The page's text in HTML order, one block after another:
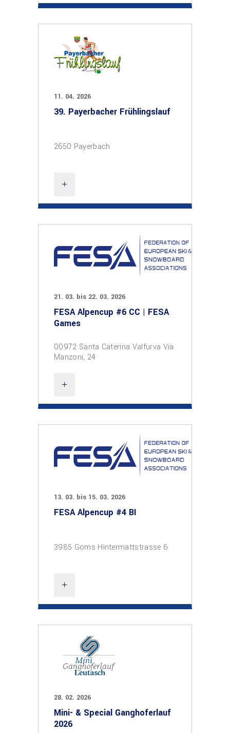
11. 04. 2026
39. Payerbacher Frühlingslauf
2650 Payerbach
21. 03. bis 22. 03. 2026
FESA Alpencup #6 CC | FESA
Games
00972 Santa Caterina Valfurva Via
Manzoni, 24
13. 03. bis 15. 03. 2026
FESA Alpencup #4 BI
3985 Goms Hintermattstrasse 6
28. 02. 2026
Mini- & Special Ganghoferlauf
2026